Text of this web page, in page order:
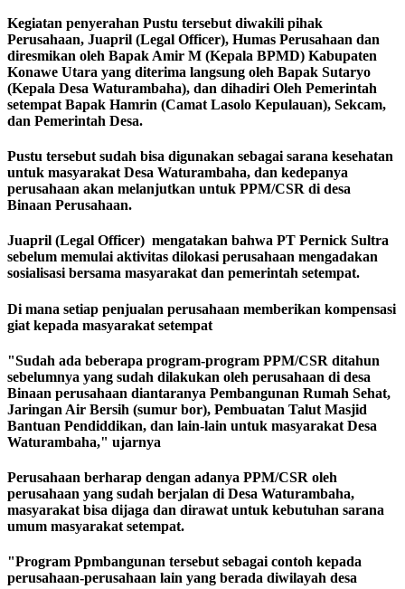
Kegiatan penyerahan Pustu tersebut diwakili pihak
Perusahaan, Juapril (Legal Officer), Humas Perusahaan dan
diresmikan oleh Bapak Amir M (Kepala BPMD) Kabupaten
Konawe Utara yang diterima langsung oleh Bapak Sutaryo
(Kepala Desa Waturambaha), dan dihadiri Oleh Pemerintah
setempat Bapak Hamrin (Camat Lasolo Kepulauan), Sekcam,
dan Pemerintah Desa.
Pustu tersebut sudah bisa digunakan sebagai sarana kesehatan
untuk masyarakat Desa Waturambaha, dan kedepanya
perusahaan akan melanjutkan untuk PPM/CSR di desa
Binaan Perusahaan.
Juapril (Legal Officer) mengatakan bahwa PT Pernick Sultra
sebelum memulai aktivitas dilokasi perusahaan mengadakan
sosialisasi bersama masyarakat dan pemerintah setempat.
Di mana setiap penjualan perusahaan memberikan kompensasi
giat kepada masyarakat setempat
"Sudah ada beberapa program-program PPM/CSR ditahun
sebelumnya yang sudah dilakukan oleh perusahaan di desa
Binaan perusahaan diantaranya Pembangunan Rumah Sehat,
Jaringan Air Bersih (sumur bor), Pembuatan Talut Masjid
Bantuan Pendiddikan, dan lain-lain untuk masyarakat Desa
Waturambaha," ujarnya
Perusahaan berharap dengan adanya PPM/CSR oleh
perusahaan yang sudah berjalan di Desa Waturambaha,
masyarakat bisa dijaga dan dirawat untuk kebutuhan sarana
umum masyarakat setempat.
"Program Ppmbangunan tersebut sebagai contoh kepada
perusahaan-perusahaan lain yang berada diwilayah desa